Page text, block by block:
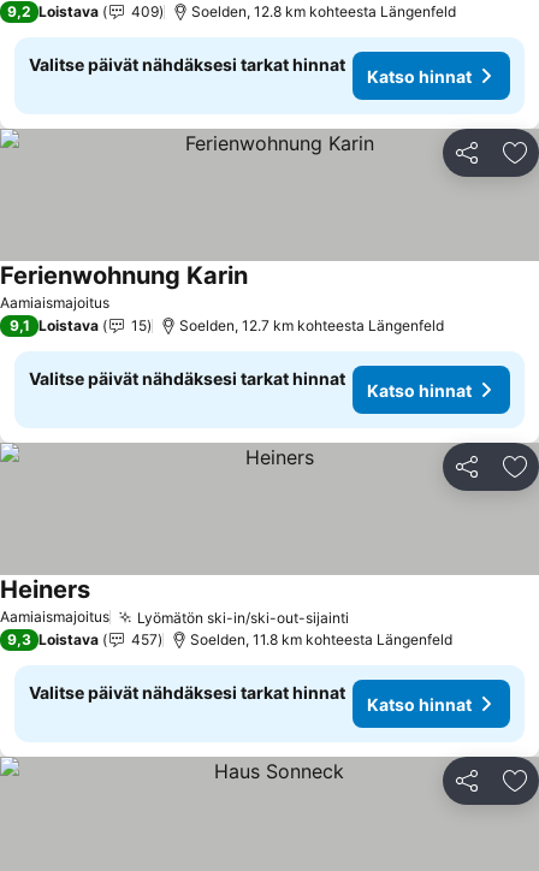
9,2 Loistava 409 Soelden, 12.8 km kohteesta Längenfeld
Valitse päivät nähdäksesi tarkat hinnat
Katso hinnat
Jaa
Aamiaismajoitus
Ferienwohnung KarinKatso hinnat
9,1 Loistava 15 Soelden, 12.7 km kohteesta Längenfeld
Valitse päivät nähdäksesi tarkat hinnat
Katso hinnat
Jaa
Aamiaismajoitus Lyömätön ski-in/ski-out-sijainti
HeinersKatso hinnat
9,3 Loistava 457 Soelden, 11.8 km kohteesta Längenfeld
Valitse päivät nähdäksesi tarkat hinnat
Katso hinnat
Jaa